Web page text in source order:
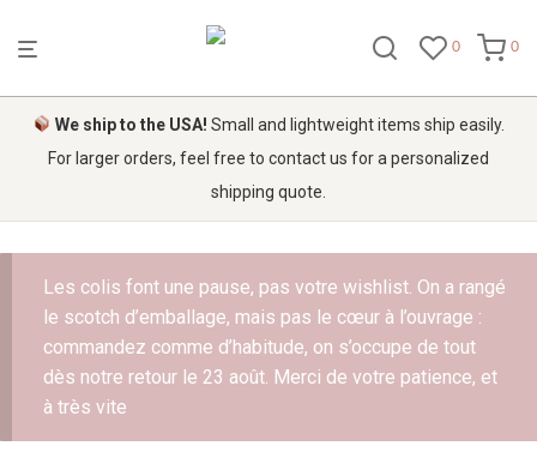
0 0
We ship to the USA! Small and lightweight items ship easily.
For larger orders, feel free to contact us for a personalized
shipping quote.
Les colis font une pause, pas votre wishlist. On a rangé
le scotch d’emballage, mais pas le cœur à l’ouvrage :
commandez comme d’habitude, on s’occupe de tout
dès notre retour le 23 août. Merci de votre patience, et
à très vite